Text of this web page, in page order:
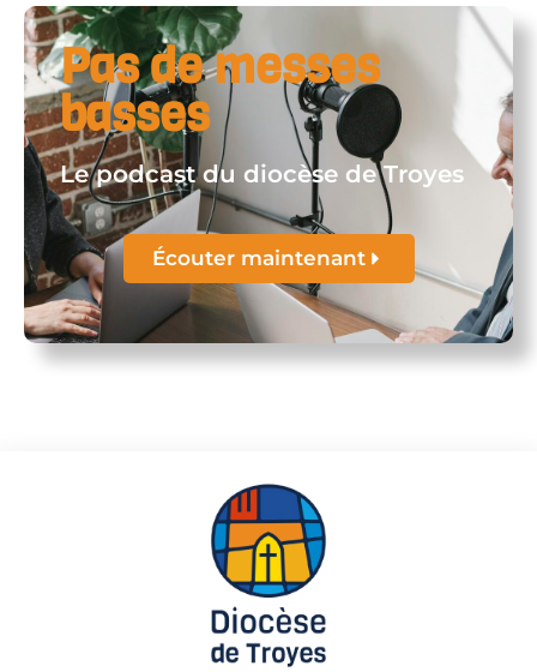
Pas de messes
basses
Le podcast du diocèse de Troyes
Écouter maintenant